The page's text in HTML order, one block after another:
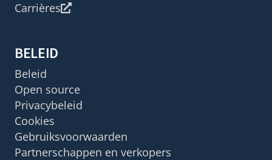
Carrières
BELEID
Beleid
Open source
Privacybeleid
Cookies
Gebruiksvoorwaarden
Partnerschappen en verkopers